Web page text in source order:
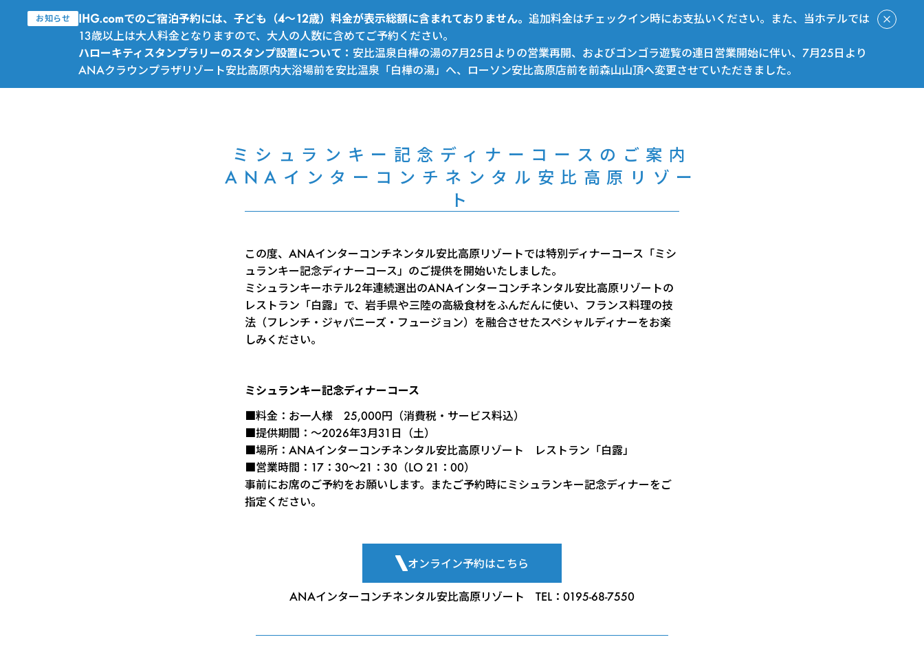
お知らせ IHG.comでのご宿泊予約には、子ども（4～12歳）料金が表示総額に含まれておりません。追加料金はチェックイン時にお支払いください。また、当ホテルでは
13歳以上は大人料金となりますので、大人の人数に含めてご予約ください。
ハローキティスタンプラリーのスタンプ設置について：安比温泉白樺の湯の7月25日よりの営業再開、およびゴンゴラ遊覧の連日営業開始に伴い、7月25日より
ANAクラウンプラザリゾート安比高原内大浴場前を安比温泉「白樺の湯」へ、ローソン安比高原店前を前森山山頂へ変更させていただきました。
ミシュランキー記念ディナーコースのご案内
ANAインターコンチネンタル安比高原リゾー
ト
この度、ANAインターコンチネンタル安比高原リゾートでは特別ディナーコース「ミシ
ュランキー記念ディナーコース」のご提供を開始いたしました。
ミシュランキーホテル2年連続選出のANAインターコンチネンタル安比高原リゾートの
レストラン「白露」で、岩手県や三陸の高級食材をふんだんに使い、フランス料理の技
法（フレンチ・ジャパニーズ・フュージョン）を融合させたスペシャルディナーをお楽
しみください。
ミシュランキー記念ディナーコース
■料金：お一人様 25,000円（消費税・サービス料込）
■提供期間：～2026年3月31日（土）
■場所：ANAインターコンチネンタル安比高原リゾート レストラン「白露」
■営業時間：17：30～21：30（LO 21：00）
事前にお席のご予約をお願いします。またご予約時にミシュランキー記念ディナーをご
指定ください。
オンライン予約はこちら
ANAインターコンチネンタル安比高原リゾート TEL：0195-68-7550